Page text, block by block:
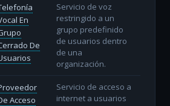
En
De
Servicio de voz
restringido a un
grupo predefinido
de usuarios dentro
de una
organización.
Acceso
Servicio de acceso a
internet a usuarios